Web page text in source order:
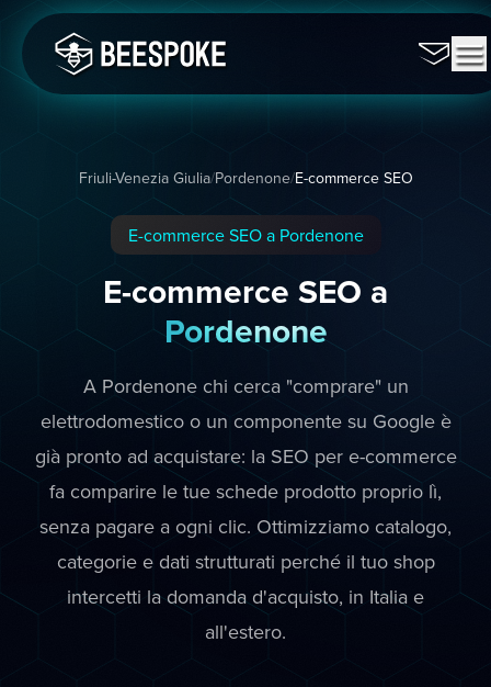
Friuli-Venezia Giulia/Pordenone/E-commerce SEO
E-commerce SEO a Pordenone
E-commerce SEO a
Pordenone
A Pordenone chi cerca "comprare" un
elettrodomestico o un componente su Google è
già pronto ad acquistare: la SEO per e-commerce
fa comparire le tue schede prodotto proprio lì,
senza pagare a ogni clic. Ottimizziamo catalogo,
categorie e dati strutturati perché il tuo shop
intercetti la domanda d'acquisto, in Italia e
all'estero.